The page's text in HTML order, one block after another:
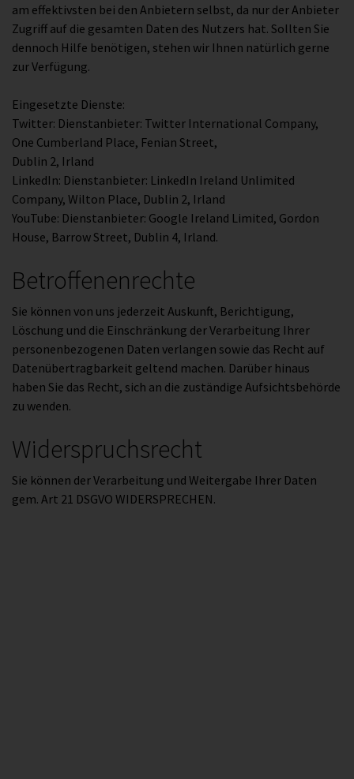
am effektivsten bei den Anbietern selbst, da nur der Anbieter
Zugriff auf die gesamten Daten des Nutzers hat. Sollten Sie
dennoch Hilfe benötigen, stehen wir Ihnen natürlich gerne
zur Verfügung.
Eingesetzte Dienste:
Twitter: Dienstanbieter: Twitter International Company,
One Cumberland Place, Fenian Street,
Dublin 2, Irland
LinkedIn: Dienstanbieter: LinkedIn Ireland Unlimited
Company, Wilton Place, Dublin 2, Irland
YouTube: Dienstanbieter: Google Ireland Limited, Gordon
House, Barrow Street, Dublin 4, Irland.
Betroffenenrechte
Sie können von uns jederzeit Auskunft, Berichtigung,
Löschung und die Einschränkung der Verarbeitung Ihrer
personenbezogenen Daten verlangen sowie das Recht auf
Datenübertragbarkeit geltend machen. Darüber hinaus
haben Sie das Recht, sich an die zuständige Aufsichtsbehörde
zu wenden.
Widerspruchsrecht
Sie können der Verarbeitung und Weitergabe Ihrer Daten
gem. Art 21 DSGVO WIDERSPRECHEN.